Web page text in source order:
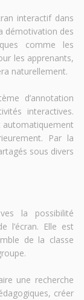
interactif dans
démotivation des
comme les
les apprenants,
naturellement.
d’annotation
interactives.
automatiquement
Par la
sous divers
la possibilité
l’écran. Elle est
de la classe
une recherche
créer